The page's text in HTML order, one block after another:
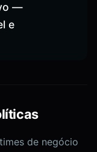
—
e
de negócio